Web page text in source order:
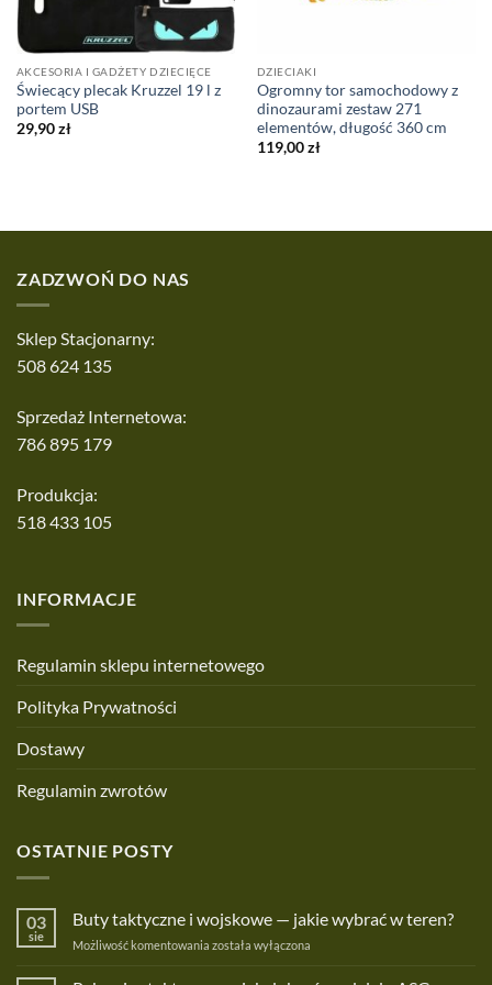
AKCESORIA I GADŻETY DZIECIĘCE
Świecący plecak Kruzzel 19 l z
portem USB
29,90zł
DZIECIAKI
Ogromny tor samochodowy z
dinozaurami zestaw 271
elementów, długość 360 cm
119,00zł
ZADZWOŃ DO NAS
Sklep Stacjonarny:
508 624 135
Sprzedaż Internetowa:
786 895 179
Produkcja:
518 433 105
INFORMACJE
Regulamin sklepu internetowego
Polityka Prywatności
Dostawy
Regulamin zwrotów
OSTATNIE POSTY
03
sie
Buty taktyczne i wojskowe — jakie wybrać w teren?
Możliwość komentowania Buty
została wyłączona